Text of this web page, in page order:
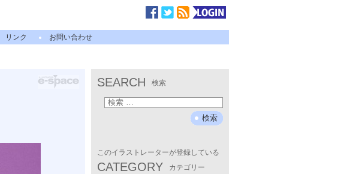
リンク お問い合わせ
SEARCH 検索
このイラストレーターが登録している
CATEGORY カテゴリー